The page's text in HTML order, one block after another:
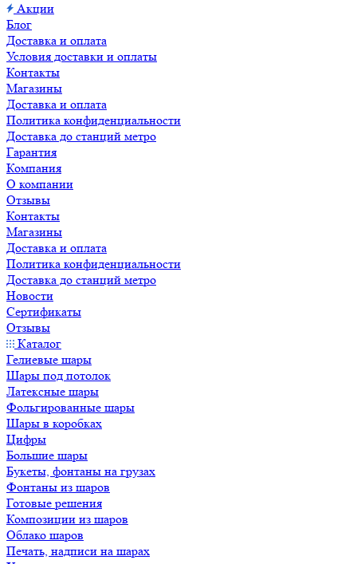
Акции
Блог
Доставка и оплата
Условия доставки и оплаты
Контакты
Магазины
Доставка и оплата
Политика конфиденциальности
Доставка до станций метро
Гарантия
Компания
О компании
Отзывы
Контакты
Магазины
Доставка и оплата
Политика конфиденциальности
Доставка до станций метро
Новости
Сертификаты
Отзывы
Каталог
Гелиевые шары
Шары под потолок
Латексные шары
Фольгированные шары
Шары в коробках
Цифры
Большие шары
Букеты, фонтаны на грузах
Фонтаны из шаров
Готовые решения
Композиции из шаров
Облако шаров
Печать, надписи на шарах